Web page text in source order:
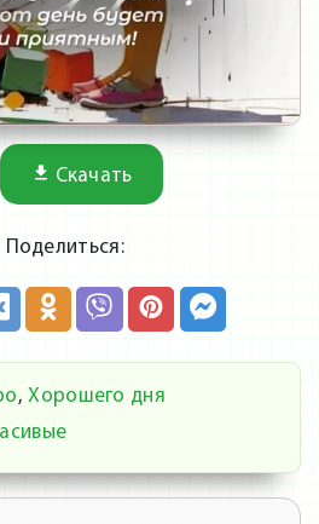
Скачать
Поделиться:
,Хорошего дня